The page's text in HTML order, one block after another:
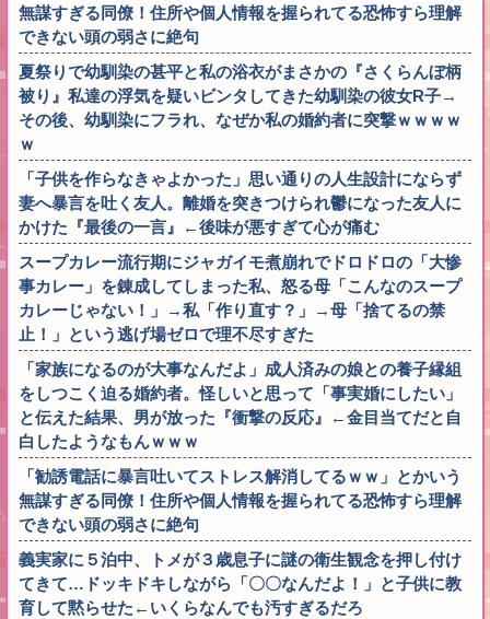
無謀すぎる同僚！住所や個人情報を握られてる恐怖すら理解
できない頭の弱さに絶句
夏祭りで幼馴染の甚平と私の浴衣がまさかの『さくらんぼ柄
被り』私達の浮気を疑いビンタしてきた幼馴染の彼女R子→
その後、幼馴染にフラれ、なぜか私の婚約者に突撃ｗｗｗｗ
ｗ
「子供を作らなきゃよかった」思い通りの人生設計にならず
妻へ暴言を吐く友人。離婚を突きつけられ鬱になった友人に
かけた『最後の一言』←後味が悪すぎて心が痛む
スープカレー流行期にジャガイモ煮崩れでドロドロの「大惨
事カレー」を錬成してしまった私、怒る母「こんなのスープ
カレーじゃない！」→私「作り直す？」→母「捨てるの禁
止！」という逃げ場ゼロで理不尽すぎた
「家族になるのが大事なんだよ」成人済みの娘との養子縁組
をしつこく迫る婚約者。怪しいと思って「事実婚にしたい」
と伝えた結果、男が放った『衝撃の反応』←金目当てだと自
白したようなもんｗｗｗ
「勧誘電話に暴言吐いてストレス解消してるｗｗ」とかいう
無謀すぎる同僚！住所や個人情報を握られてる恐怖すら理解
できない頭の弱さに絶句
義実家に５泊中、トメが３歳息子に謎の衛生観念を押し付け
てきて…ドッキドキしながら「〇〇なんだよ！」と子供に教
育して黙らせた←いくらなんでも汚すぎるだろ